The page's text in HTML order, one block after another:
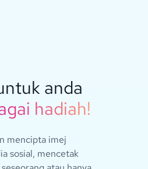
anda
hadiah!
mencipta imej
sosial, mencetak